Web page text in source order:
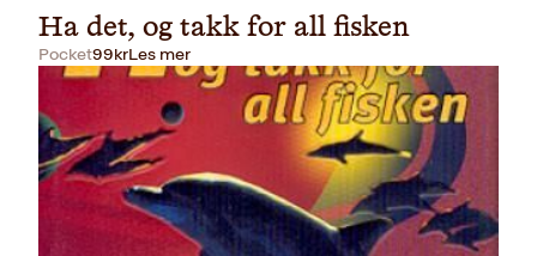
Ha det, og takk for all fisken
Pocket99krLes mer